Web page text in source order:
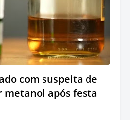
com suspeita de
metanol após festa